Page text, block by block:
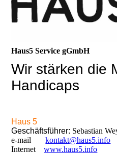
Haus5 Service gGmbH
Wir stärken die
Handicaps
Haus 5
Geschäftsführer: Sebastian
e-mailkontakt@haus5.info
Internetwww.haus5.info